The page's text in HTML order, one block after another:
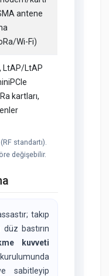
antene
Wi-Fi)
LtAP/LtAP
kartları,
standartı).
değişebilir.
takıp
düz bastırın
kuvveti
sabitleyip